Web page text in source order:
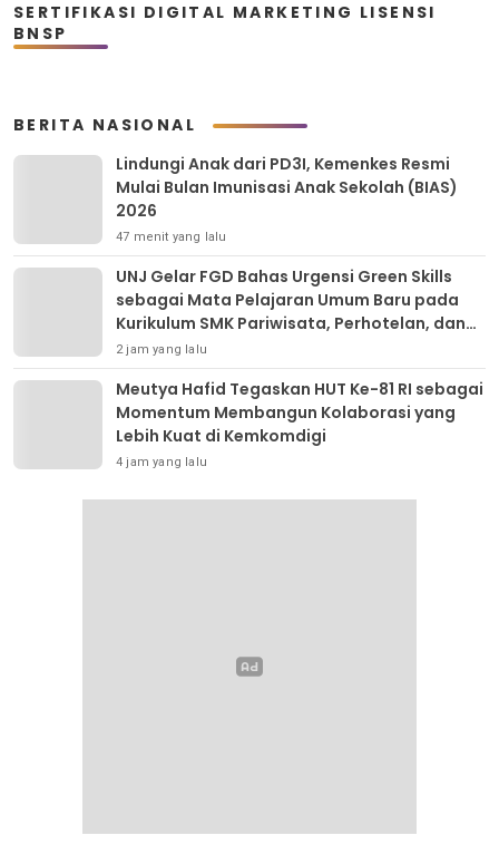
SERTIFIKASI DIGITAL MARKETING LISENSI
BNSP
BERITA NASIONAL
Lindungi Anak dari PD3I, Kemenkes Resmi
Mulai Bulan Imunisasi Anak Sekolah (BIAS)
2026
47 menit yang lalu
UNJ Gelar FGD Bahas Urgensi Green Skills
sebagai Mata Pelajaran Umum Baru pada
Kurikulum SMK Pariwisata, Perhotelan, dan
UPW
2 jam yang lalu
Meutya Hafid Tegaskan HUT Ke-81 RI sebagai
Momentum Membangun Kolaborasi yang
Lebih Kuat di Kemkomdigi
4 jam yang lalu